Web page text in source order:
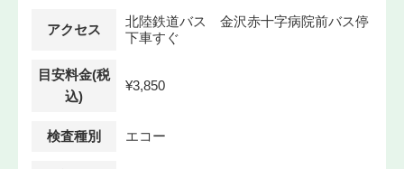
アクセス
北陸鉄道バス 金沢赤十字病院前バス停
下車すぐ
目安料金(税
込)
¥3,850
検査種別 エコー